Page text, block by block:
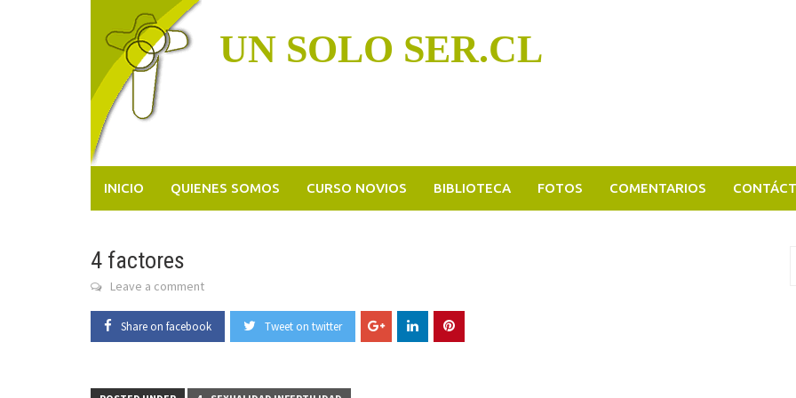
UN SOLO SER.CL
INICIO QUIENES SOMOS CURSO NOVIOS BIBLIOTECA FOTOS COMENTARIOS
4 factores
Leave a comment
Share on facebook Tweet on twitter